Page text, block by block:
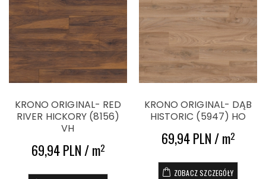
KRONO ORIGINAL- RED
RIVER HICKORY (8156)
VH
69,94 PLN / m2
KRONO ORIGINAL- DĄB
HISTORIC (5947) HO
69,94 PLN / m2
ZOBACZ SZCZEGÓŁY